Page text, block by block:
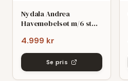
Nydala Andrea
Havemøbelsøt m/6 stole
grø
4.999 kr
Se pris